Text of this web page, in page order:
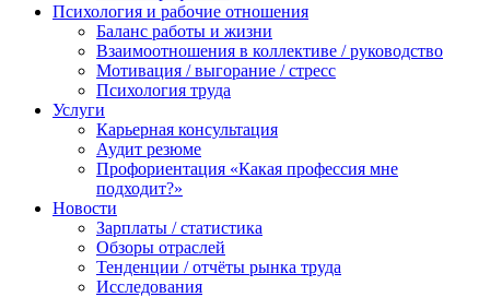
Психология и рабочие отношения
Баланс работы и жизни
Взаимоотношения в коллективе / руководство
Мотивация / выгорание / стресс
Психология труда
Услуги
Карьерная консультация
Аудит резюме
Профориентация «Какая профессия мне
подходит?»
Новости
Зарплаты / статистика
Обзоры отраслей
Тенденции / отчёты рынка труда
Исследования